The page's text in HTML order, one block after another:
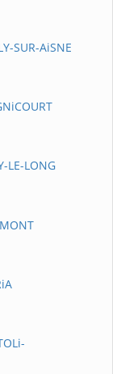
SUR-AiSNE
LE-LONG